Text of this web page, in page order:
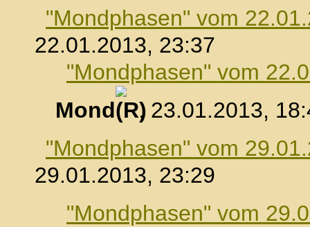
"Mondphasen" vom
22.01.2013, 23:37
"Mondphasen" vom
Mond
, 23.01.2013,
"Mondphasen" vom
29.01.2013, 23:29
"Mondphasen" vom